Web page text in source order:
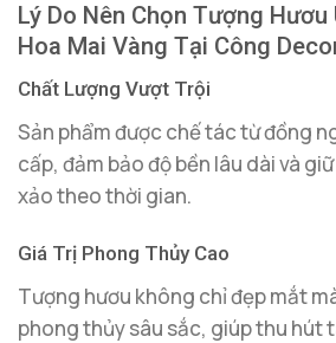
Lý Do Nên Chọn Tượng Hươu
Hoa Mai Vàng Tại Công
Chất Lượng Vượt Trội
Sản phẩm được chế tác từ đồng
cấp, đảm bảo độ bền lâu dài và
xảo theo thời gian.
Giá Trị Phong Thủy Cao
Tượng hươu không chỉ đẹp mắt
phong thủy sâu sắc, giúp thu hút